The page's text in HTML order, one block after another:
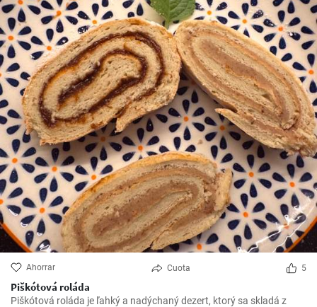
Ahorrar Cuota 5
Piškótová roláda
Piškótová roláda je ľahký a nadýchaný dezert, ktorý sa skladá z